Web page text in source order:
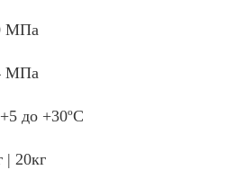
МПа
МПа
до +30ºС
| 20кг